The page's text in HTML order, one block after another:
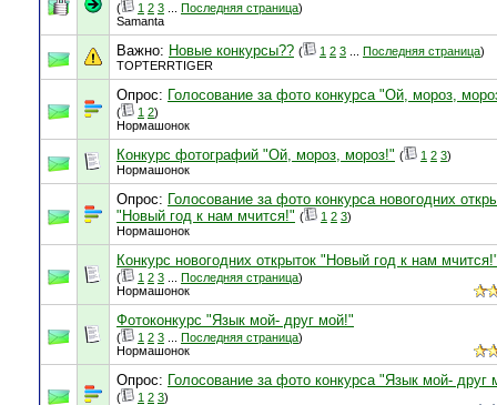
( 1 2 3 Последняя страница)
Samanta
Важно: Новые конкурсы?? ( 1 2 3 Последняя страница)
TOPTERRTIGER
Опрос: Голосование за фото конкурса "Ой, мороз,
( 1 2)
Нормашонок
Конкурс фотографий "Ой, мороз, мороз!" ( 1 2 3)
Нормашонок
Опрос: Голосование за фото конкурса новогодних
"Новый год к нам мчится!" ( 1 2 3)
Нормашонок
Конкурс новогодних открыток "Новый год к нам
( 1 2 3 Последняя страница)
Нормашонок
Фотоконкурс "Язык мой- друг мой!"
( 1 2 3 Последняя страница)
Нормашонок
Опрос: Голосование за фото конкурса "Язык мой- друг
( 1 2 3)